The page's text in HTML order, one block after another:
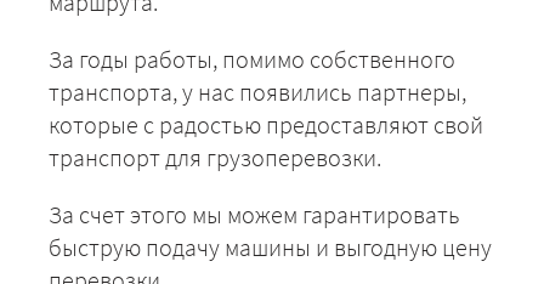
За годы работы, помимо собственного
транспорта, у нас появились партнеры,
которые с радостью предоставляют свой
транспорт для грузоперевозки.
За счет этого мы можем гарантировать
быструю подачу машины и выгодную цену